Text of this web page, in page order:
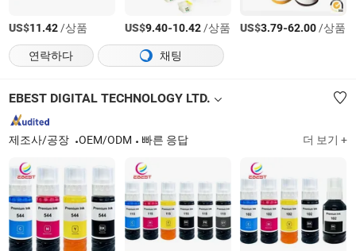
US$11.42/상품 US$9.40-10.42/상품 US$3.79-62.00/상품
연락하다
채팅
EBEST DIGITAL TECHNOLOGY LTD.
제조사/공장 OEM/ODM 빠른 응답 더 보기 +